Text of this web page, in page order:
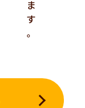
ま
す
。